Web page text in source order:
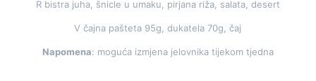
R bistra juha, šnicle u umaku, pirjana riža, salata, desert
V čajna pašteta 95g, dukatela 70g, čaj
Napomena: moguća izmjena jelovnika tijekom tjedna